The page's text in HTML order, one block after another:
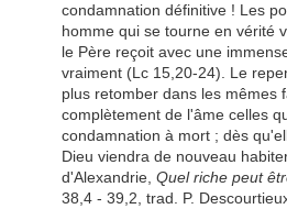
condamnation définitive ! Les
homme qui se tourne en vérité
le Père reçoit avec une
vraiment (Lc 15,20-24). Le
plus retomber dans les mêmes
complètement de l'âme celles
condamnation à mort ; dès
Dieu viendra de nouveau
d'Alexandrie, Quel riche peut
38,4 - 39,2, trad. P.